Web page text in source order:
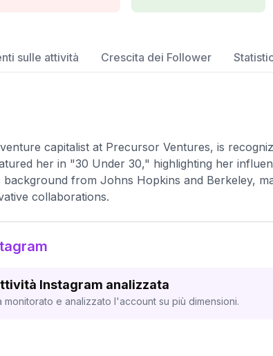
sulle attività Crescita dei Follower
capitalist at Precursor Ventures, is
her in "30 Under 30," highlighting her
from Johns Hopkins and Berkeley,
collaborations.
Instagram analizzata
e analizzato l'account su più dimensioni.